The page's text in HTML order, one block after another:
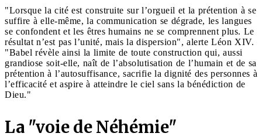
"Lorsque la cité est construite sur l’orgueil et la prétention à se
suffire à elle-même, la communication se dégrade, les langues
se confondent et les êtres humains ne se comprennent plus. Le
résultat n’est pas l’unité, mais la dispersion", alerte Léon XIV.
"Babel révèle ainsi la limite de toute construction qui, aussi
grandiose soit-elle, naît de l’absolutisation de l’humain et de sa
prétention à l’autosuffisance, sacrifie la dignité des personnes à
l’efficacité et aspire à atteindre le ciel sans la bénédiction de
Dieu."
La "voie de Néhémie"